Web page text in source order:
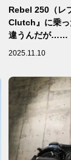
Rebel 250（レ
Clutch』に乗
違うんだが……
ず／Honda E-
2025.11.10